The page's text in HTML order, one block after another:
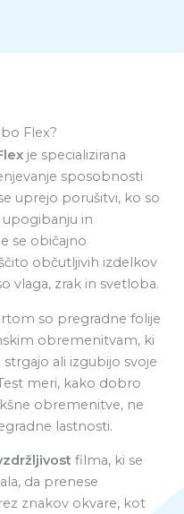
Flex?
je specializirana
sposobnosti
uprejo porušitvi, ko so
in
se običajno
občutljivih izdelkov
vlaga, zrak in svetloba.
so pregradne folije
obremenitvam, ki
ali izgubijo svoje
meri, kako dobro
obremenitve, ne
lastnosti.
filma, ki se
da prenese
znakov okvare, kot